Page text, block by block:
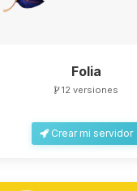
Folia
12 versiones
Crear mi servidor